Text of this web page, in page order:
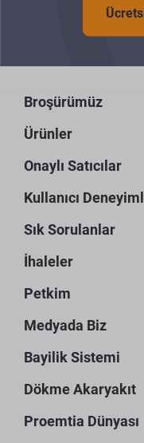
Broşürümüz
Ürünler
Onaylı Satıcılar
Kullanıcı
Sık Sorulanlar
İhaleler
Petkim
Medyada Biz
Bayilik Sistemi
Dökme Akaryakıt
Proemtia Dünyası